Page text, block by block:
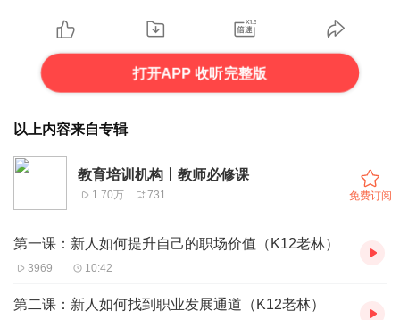
打开APP 收听完整版
以上内容来自专辑
教育培训机构丨教师必修课
1.70万 731 免费订阅
第一课：新人如何提升自己的职场价值（K12老林）
3969 10:42
第二课：新人如何找到职业发展通道（K12老林）